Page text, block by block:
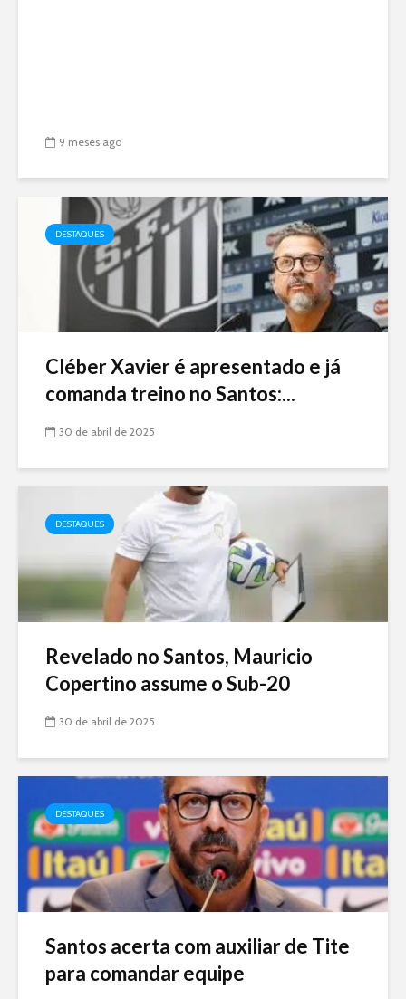
9 meses ago
DESTAQUES
Cléber Xavier é apresentado e já
comanda treino no Santos:...
30 de abril de 2025
DESTAQUES
Revelado no Santos, Mauricio
Copertino assume o Sub-20
30 de abril de 2025
DESTAQUES
Santos acerta com auxiliar de Tite
para comandar equipe